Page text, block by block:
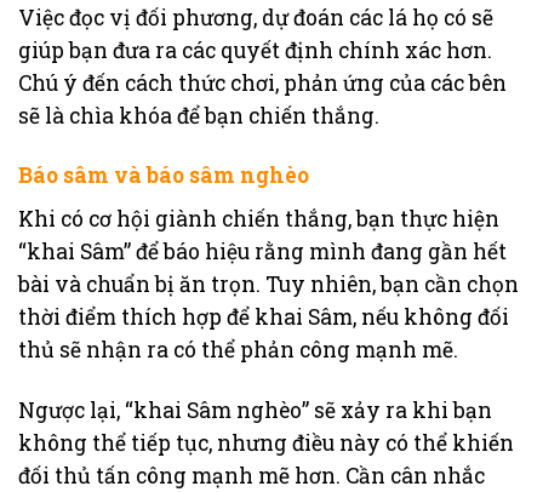
Việc đọc vị đối phương, dự đoán các lá họ có sẽ
giúp bạn đưa ra các quyết định chính xác hơn.
Chú ý đến cách thức chơi, phản ứng của các bên
sẽ là chìa khóa để bạn chiến thắng.
Báo sâm và báo sâm nghèo
Khi có cơ hội giành chiến thắng, bạn thực hiện
“khai Sâm” để báo hiệu rằng mình đang gần hết
bài và chuẩn bị ăn trọn. Tuy nhiên, bạn cần chọn
thời điểm thích hợp để khai Sâm, nếu không đối
thủ sẽ nhận ra có thể phản công mạnh mẽ.
Ngược lại, “khai Sâm nghèo” sẽ xảy ra khi bạn
không thể tiếp tục, nhưng điều này có thể khiến
đối thủ tấn công mạnh mẽ hơn. Cần cân nhắc